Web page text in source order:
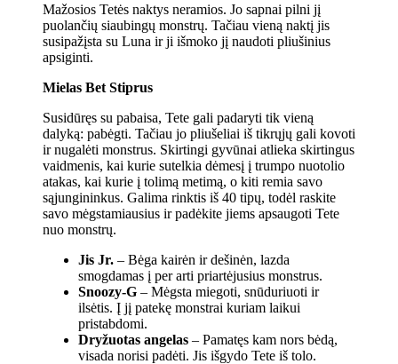
Mažosios Tetės naktys neramios. Jo sapnai pilni jį
puolančių siaubingų monstrų. Tačiau vieną naktį jis
susipažįsta su Luna ir ji išmoko jį naudoti pliušinius
apsiginti.
Mielas Bet Stiprus
Susidūręs su pabaisa, Tete gali padaryti tik vieną
dalyką: pabėgti. Tačiau jo pliušeliai iš tikrųjų gali kovoti
ir nugalėti monstrus. Skirtingi gyvūnai atlieka skirtingus
vaidmenis, kai kurie sutelkia dėmesį į trumpo nuotolio
atakas, kai kurie į tolimą metimą, o kiti remia savo
sąjungininkus. Galima rinktis iš 40 tipų, todėl raskite
savo mėgstamiausius ir padėkite jiems apsaugoti Tete
nuo monstrų.
Jis Jr. – Bėga kairėn ir dešinėn, lazda
smogdamas į per arti priartėjusius monstrus.
Snoozy-G – Mėgsta miegoti, snūduriuoti ir
ilsėtis. Į jį patekę monstrai kuriam laikui
pristabdomi.
Dryžuotas angelas – Pamatęs kam nors bėdą,
visada norisi padėti. Jis išgydo Tete iš tolo.